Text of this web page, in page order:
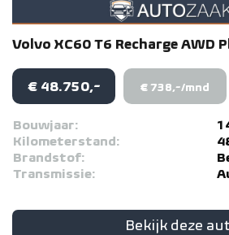
Volvo XC60 T6 Recharge AWD
€ 48.750,- € 738,-/mnd
Bouwjaar:
Kilometerstand:
Brandstof:
Transmissie:
Bekijk deze